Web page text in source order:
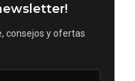
consejos y ofertas